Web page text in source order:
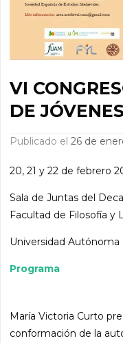
VI
DE
Publicado el26 de
20, 21 y 22 de febrero
Sala de Juntas del
Facultad de Filosofía y
Universidad Autónoma
Programa
María Victoria Curto
conformación de la